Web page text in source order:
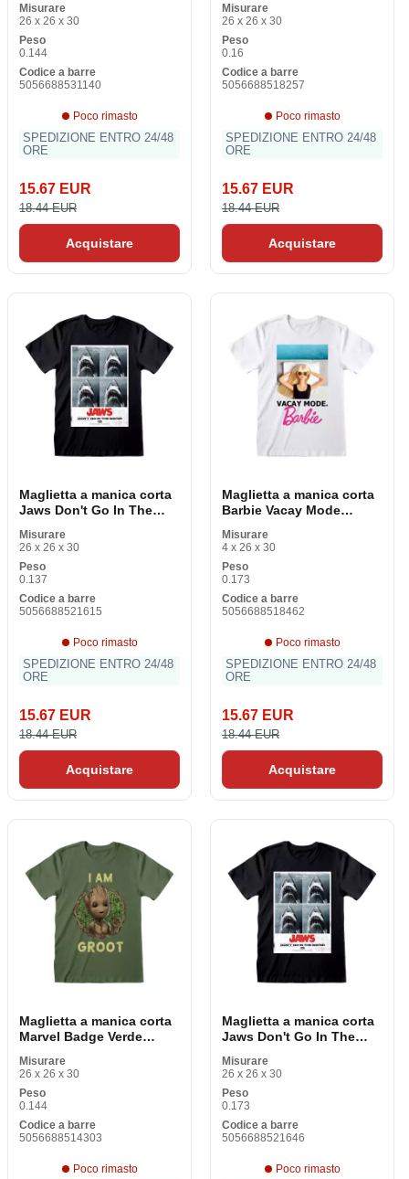
Misurare
26 x 26 x 30
Peso
0.144
Codice a barre
5056688531140
Poco rimasto
SPEDIZIONE ENTRO 24/48
ORE
15.67 EUR
18.44 EUR
Acquistare
Unisex
Misurare
26 x 26 x 30
Peso
0.16
Codice a barre
5056688518257
Poco rimasto
SPEDIZIONE ENTRO 24/48
ORE
15.67 EUR
18.44 EUR
Acquistare
Maglietta a manica corta
Jaws Don't Go In The
Misurare
26 x 26 x 30
Peso
0.137
Codice a barre
5056688521615
Poco rimasto
SPEDIZIONE ENTRO 24/48
ORE
15.67 EUR
18.44 EUR
Acquistare
Maglietta a manica corta
Barbie Vacay Mode
Misurare
4 x 26 x 30
Peso
0.173
Codice a barre
5056688518462
Poco rimasto
SPEDIZIONE ENTRO 24/48
ORE
15.67 EUR
18.44 EUR
Acquistare
Maglietta a manica corta
Marvel Badge Verde
Misurare
26 x 26 x 30
Peso
0.144
Codice a barre
5056688514303
Poco rimasto
Maglietta a manica corta
Jaws Don't Go In The
Misurare
26 x 26 x 30
Peso
0.173
Codice a barre
5056688521646
Poco rimasto